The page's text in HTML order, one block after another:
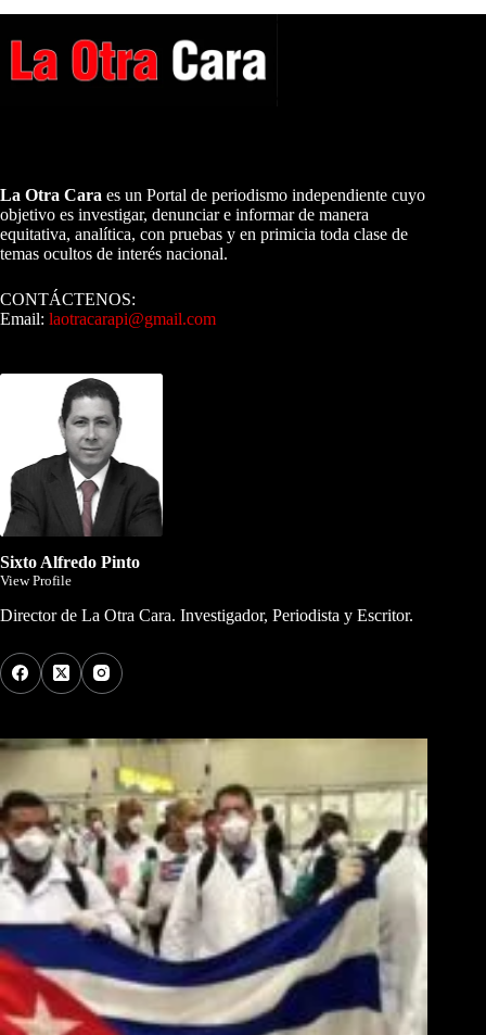
La Otra Cara es un Portal de periodismo independiente cuyo
objetivo es investigar, denunciar e informar de manera
equitativa, analítica, con pruebas y en primicia toda clase de
temas ocultos de interés nacional.
CONTÁCTENOS:
Email: laotracarapi@gmail.com
Sixto Alfredo Pinto
View Profile
Director de La Otra Cara. Investigador, Periodista y Escritor.